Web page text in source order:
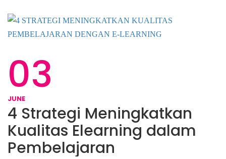
03
JUNE
4 Strategi Meningkatkan
Kualitas Elearning dalam
Pembelajaran